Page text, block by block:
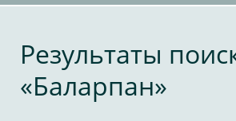
Результаты
«Баларпан»